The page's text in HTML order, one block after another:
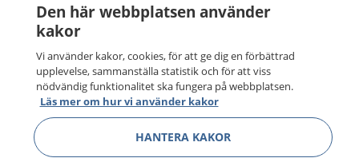
Den här webbplatsen använder
kakor
Vi använder kakor, cookies, för att ge dig en förbättrad
upplevelse, sammanställa statistik och för att viss
nödvändig funktionalitet ska fungera på webbplatsen.
Läs mer om hur vi använder kakor
HANTERA KAKOR